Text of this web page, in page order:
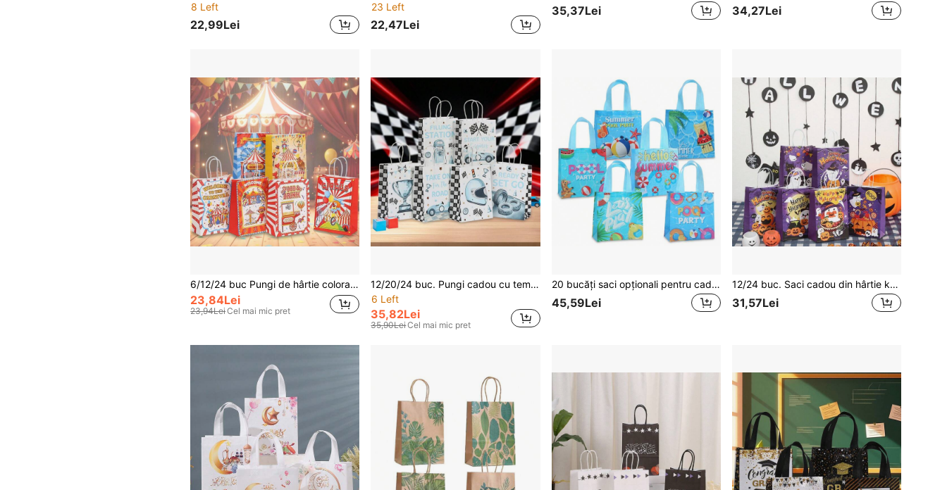
8 Left
22,99Lei
23 Left
22,47Lei
35,37Lei 34,27Lei
6/12/24 buc Pungi de hârtie colorate cu tematică de circ de carnaval, clovn, panglică, model de balon imprimat, potrivite pentru ziua de naștere, decorarea petrecerii de clasă, activități de carnaval în campus, ambalaje pentru cadouri
23,84Lei
23,94LeiCel mai mic pret
12/20/24 buc. Pungi cadou cu tematică de mașini de curse, diverse modele cu elemente de mașini de curse, potrivite pentru petreceri tematice, petreceri de întoarcere la școală, zile de naștere, cumpărături de afaceri, ambalaje pentru cadouri de petrecere, sezonul de întoarcere la școală, aplicabile pentru sărbători, evenimente, întâlniri cu colegii de clasă, petreceri de Crăciun și Halloween etc.
6 Left
35,82Lei
35,90LeiCel mai mic pret
20 bucăți saci opționali pentru cadouri de petrecere cu desen animat, reutilizabili, cu temă oceanică, din material nețesut, cu mânere, pentru decorațiuni de petrecere cu tema ocean, vară, primăvară, petrecere de zi de naștere, baby shower, Anul Nou, Paște, absolvire, sezonul întoarcerea la școală, sacuri de cumpărături, plajă hawaiană
45,59Lei
12/24 buc. Saci cadou din hârtie kraft mov, seria Halloween, cu imprimeu fantomă și felinar dovac, săcușe multifuncționale pentru ambalare cadouri, zi de naștere, decor pentru petrecere de Halloween, Ziua Reciunii, Crăciun, sacuri de cumpărături pentru petreceri
31,57Lei